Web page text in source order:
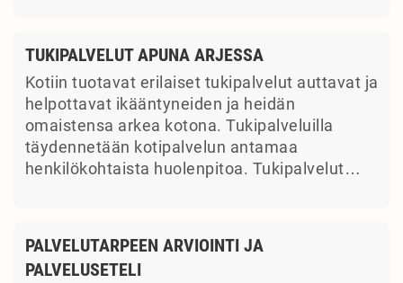
TUKIPALVELUT APUNA ARJESSA
Kotiin tuotavat erilaiset tukipalvelut auttavat ja
helpottavat ikääntyneiden ja heidän
omaistensa arkea kotona. Tukipalveluilla
täydennetään kotipalvelun antamaa
henkilökohtaista huolenpitoa. Tukipalvelut…
PALVELUTARPEEN ARVIOINTI JA
PALVELUSETELI